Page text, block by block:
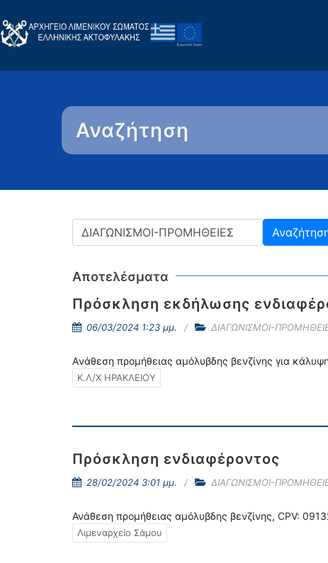
Αναζήτηση
Αποτελέσματα
Πρόσκληση εκδήλωσης
06/03/2024 1:23 μμ. ΔΙΑΓΩΝΙΣΜΟΙ-
Aνάθεση προμήθειας αμόλυβδης βενζίνης για
Κ.Λ/Χ ΗΡΑΚΛΕΙΟΥ
Πρόσκληση ενδιαφέροντος
28/02/2024 3:01 μμ. ΔΙΑΓΩΝΙΣΜΟΙ-
Ανάθεση προμήθειας αμόλυβδης βενζίνης, CPV:
Λιμεναρχείο Σάμου